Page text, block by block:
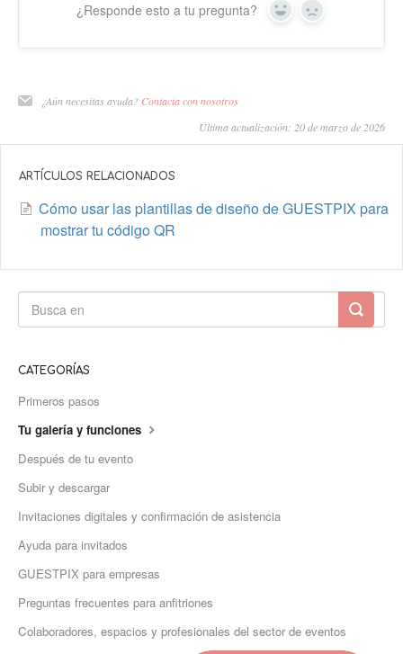
¿Responde esto a tu pregunta? Sí No
¿Aún necesitas ayuda? Contacta con nosotros
Última actualización: 20 de marzo de 2026
ARTÍCULOS RELACIONADOS
Cómo usar las plantillas de diseño de GUESTPIX para
mostrar tu código QR
CATEGORÍAS
Primeros pasos
Tu galería y funciones
Después de tu evento
Subir y descargar
Invitaciones digitales y confirmación de asistencia
Ayuda para invitados
GUESTPIX para empresas
Preguntas frecuentes para anfitriones
Colaboradores, espacios y profesionales del sector de eventos